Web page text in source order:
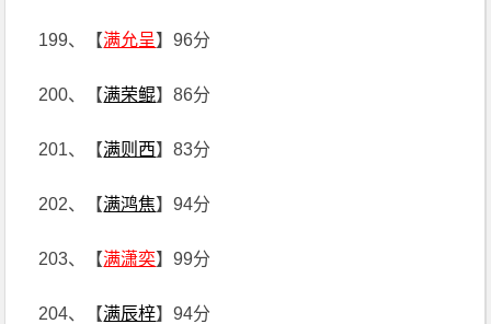
199、【满允呈】96分
200、【满荣鲲】86分
201、【满则西】83分
202、【满鸿焦】94分
203、【满潇奕】99分
204、【满辰梓】94分